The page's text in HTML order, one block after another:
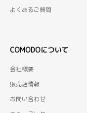
よくあるご質問
COMODOについて
会社概要
販売店情報
お問い合わせ